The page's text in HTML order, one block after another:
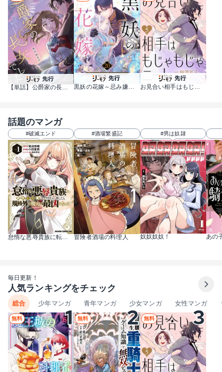
【単話】公爵家の長女でした 黒妖の花嫁～忌み嫌われた私が冷酷大尉に愛されるまで～
話題のマンガ
#破滅エンド #酒場繁盛記
冒険者酒場の料理人
#男は奴隷
奴奴奴奴！ あの
毎日更新！
人気ランキングをチェック
総合 少年マンガ 青年マンガ 少女マンガ 女性マンガ
無料 無料 無料